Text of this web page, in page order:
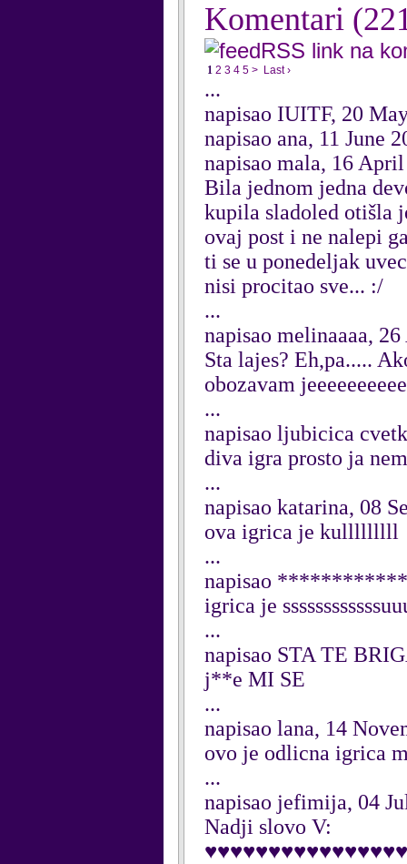
Komentari
RSS link na
1 2 3 4 5 > Last ›
...
napisao IUITF, 20
napisao ana, 11 June
napisao mala, 16
Bila jednom jedna
kupila sladoled otišla
ovaj post i ne nalepi
ti se u ponedeljak
nisi procitao sve... :/
...
napisao melinaaaa,
Sta lajes? Eh,pa.....
obozavam
...
napisao ljubicica
diva igra prosto ja
...
napisao katarina, 08
ova igrica je kulllllllll
...
napisao
igrica je
...
napisao STA TE
j**e MI SE
...
napisao lana, 14
ovo je odlicna igrica
...
napisao jefimija, 04
Nadji slovo V: